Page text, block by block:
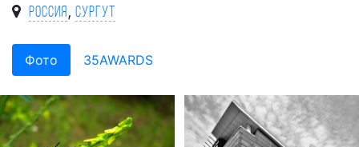
Россия , Сургут
Фото 35AWARDS